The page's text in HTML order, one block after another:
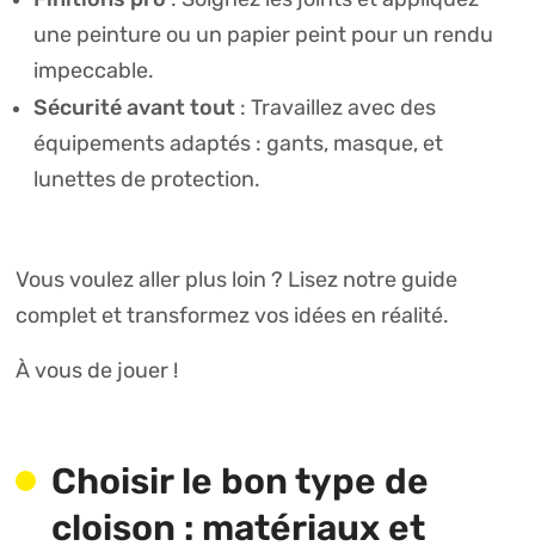
une peinture ou un papier peint pour un rendu
impeccable.
Sécurité avant tout: Travaillez avec des
équipements adaptés : gants, masque, et
lunettes de protection.
Vous voulez aller plus loin ? Lisez notre guide
complet et transformez vos idées en réalité.
À vous de jouer !
Choisir le bon type de
cloison : matériaux et